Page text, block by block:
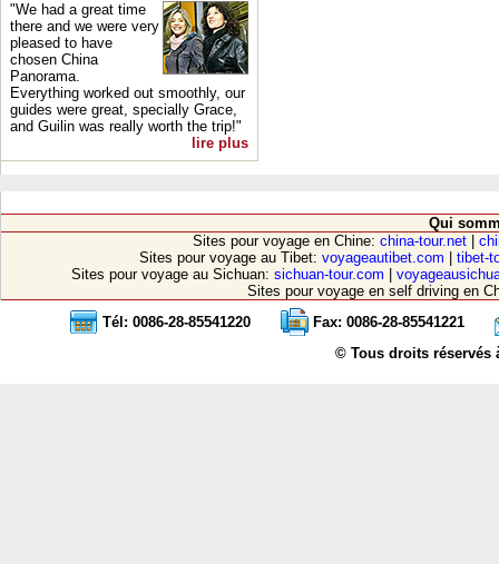
"We had a great time
there and we were very
pleased to have
chosen China
Panorama.
Everything worked out smoothly, our
guides were great, specially Grace,
and Guilin was really worth the trip!"
lire plus
Qui
Sites pour voyage en Chine: china-tour.net
Sites pour voyage au Tibet: voyageautibet.com
tibet-
Sites pour voyage au Sichuan: sichuan-tour.com
Sites pour voyage en self driving en
Tél: 0086-28-85541220
Fax: 0086-28-85541221
© Tous droits réservés